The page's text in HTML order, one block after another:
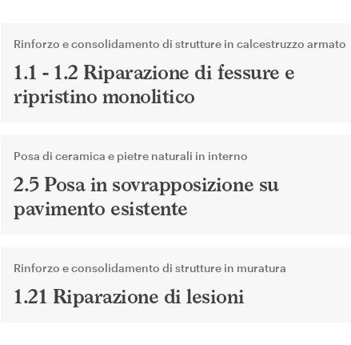
Rinforzo e consolidamento di strutture in calcestruzzo armato
1.1 - 1.2 Riparazione di fessure e
ripristino monolitico
Posa di ceramica e pietre naturali in interno
2.5 Posa in sovrapposizione su
pavimento esistente
Rinforzo e consolidamento di strutture in muratura
1.21 Riparazione di lesioni